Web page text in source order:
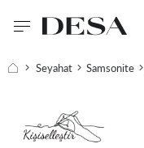
Seyahat Samsonite